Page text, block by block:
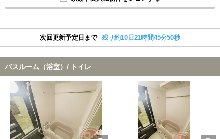
次回更新予定日まで 残り約10日21時間45分49秒
バスルーム（浴室）/ トイレ